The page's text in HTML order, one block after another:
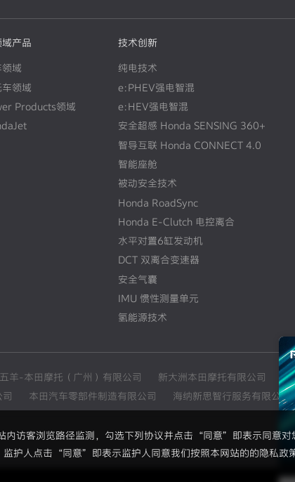
内访客浏览路径监测，勾选下列协议并点击“同意”即表示同意
护人点击“同意”即表示监护人同意我们按照本网站的的隐私政
域产品
域
车领域
Products领域
技术创新
纯电技术
e:PHEV强电智混
e:HEV强电智混
安全超感 Honda SENSING 360+
智导互联 Honda CONNECT 4.0
智能座舱
被动安全技术
Honda RoadSync
Honda E-Clutch 电控离合
水平对置6缸发动机
DCT 双离合变速器
安全气囊
IMU 惯性测量单元
氢能源技术
五羊-本田摩托（广州）有限公司 新大洲本田摩托有限公司
本
本田汽车零部件制造有限公司 海纳新思智行服务有限公司